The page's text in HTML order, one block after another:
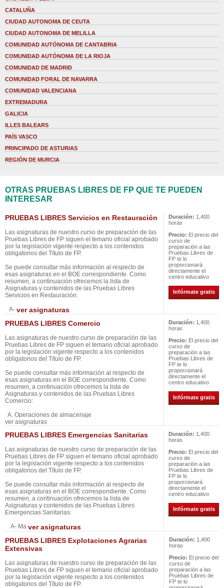
CATALUÑA
CIUDAD AUTONOMA DE CEUTA
CIUDAD AUTONOMA DE MELILLA
COMUNIDAD AUTÓNOMA DE CANTABRIA
COMUNIDAD AUTÓNOMA DE LA RIOJA
COMUNIDAD DE MADRID
COMUNIDAD FORAL DE NAVARRA
COMUNIDAD VALENCIANA
EXTREMADURA
GALICIA
ILLES BALEARS
PAÍS VASCO
PRINCIPADO DE ASTURIAS
REGIÓN DE MURCIA
OTRAS PRUEBAS LIBRES DE FP QUE TE PUEDEN
INTERESAR
PRUEBAS LIBRES Servicios en Restauración
Las asignaturas de nuestro curso de preparación de las
Pruebas Libres de FP siguen el temario oficial aprobado
por la legislación vigente respecto a los contenidos
obligatorios del Título de FP.
Se puede consultar más información al respecto de
esas asignaturas en el BOE correspondiente. Como
resumen, a continuación ofrecemos la lista de
Asignaturas y contenidos de las Pruebas Libres
Servicios en Restauración:
A- ver asignaturas
Duración: 1,400
horas
Precio: El precio del
curso de
preparación a las
Pruebas Libres de
FP te lo
proporcionará
directamente el
centro educativo
Infórmate gratis
PRUEBAS LIBRES Comercio
Las asignaturas de nuestro curso de preparación de las
Pruebas Libres de FP siguen el temario oficial aprobado
por la legislación vigente respecto a los contenidos
obligatorios del Título de FP.
Se puede consultar más información al respecto de
esas asignaturas en el BOE correspondiente. Como
resumen, a continuación ofrecemos la lista de
Asignaturas y contenidos de las Pruebas Libres
Comercio:
A. Operaciones de almacenaje
ver asignaturas
Duración: 1,400
horas
Precio: El precio del
curso de
preparación a las
Pruebas Libres de
FP te lo
proporcionará
directamente el
centro educativo
Infórmate gratis
PRUEBAS LIBRES Emergencias Sanitarias
Las asignaturas de nuestro curso de preparación de las
Pruebas Libres de FP siguen el temario oficial aprobado
por la legislación vigente respecto a los contenidos
obligatorios del Título de FP.
Se puede consultar más información al respecto de
esas asignaturas en el BOE correspondiente. Como
resumen, a continuación ofrecemos la lista de
Asignaturas y contenidos de las Pruebas Libres
Emergencias Sanitarias:
A- Ma ver asignaturas
Duración: 1,400
horas
Precio: El precio del
curso de
preparación a las
Pruebas Libres de
FP te lo
proporcionará
directamente el
centro educativo
Infórmate gratis
PRUEBAS LIBRES Explotaciones Agrarias
Extensivas
Las asignaturas de nuestro curso de preparación de las
Pruebas Libres de FP siguen el temario oficial aprobado
por la legislación vigente respecto a los contenidos
obligatorios del Título de FP.
Duración: 1,400
horas
Precio: El precio del
curso de
preparación a las
Pruebas Libres de
FP te lo